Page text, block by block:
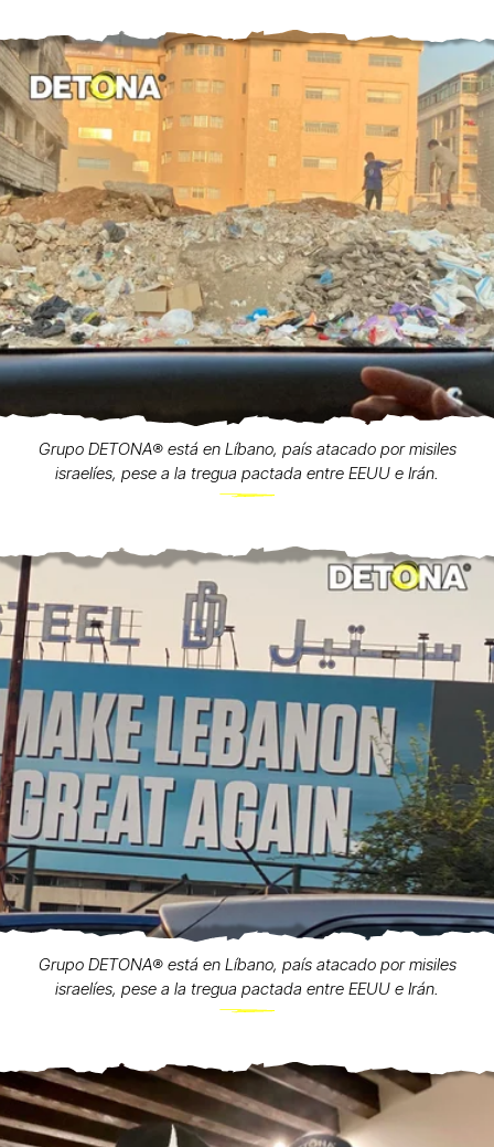
Grupo DETONA®️ está en Líbano, país atacado por misiles
israelíes, pese a la tregua pactada entre EEUU e Irán.
Grupo DETONA®️ está en Líbano, país atacado por misiles
israelíes, pese a la tregua pactada entre EEUU e Irán.